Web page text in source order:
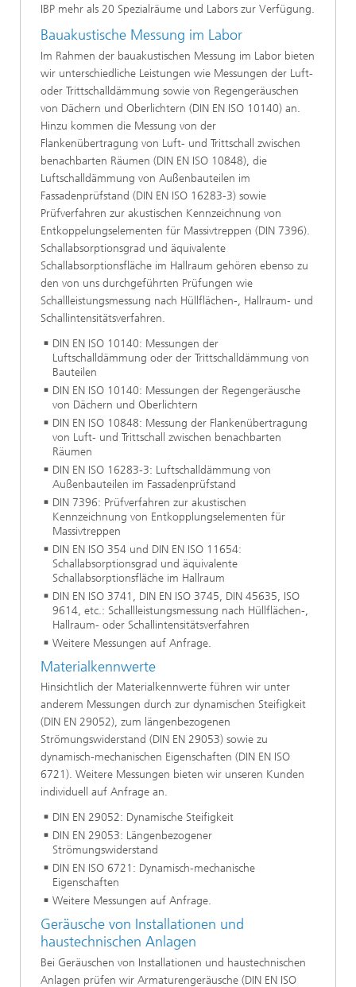
IBP mehr als 20 Spezialräume und Labors zur Verfügung.
Bauakustische Messung im Labor
Im Rahmen der bauakustischen Messung im Labor bieten
wir unterschiedliche Leistungen wie Messungen der Luft-
oder Trittschalldämmung sowie von Regengeräuschen
von Dächern und Oberlichtern (DIN EN ISO 10140) an.
Hinzu kommen die Messung von der
Flankenübertragung von Luft- und Trittschall zwischen
benachbarten Räumen (DIN EN ISO 10848), die
Luftschalldämmung von Außenbauteilen im
Fassadenprüfstand (DIN EN ISO 16283-3) sowie
Prüfverfahren zur akustischen Kennzeichnung von
Entkoppelungselementen für Massivtreppen (DIN 7396).
Schallabsorptionsgrad und äquivalente
Schallabsorptionsfläche im Hallraum gehören ebenso zu
den von uns durchgeführten Prüfungen wie
Schallleistungsmessung nach Hüllflächen-, Hallraum- und
Schallintensitätsverfahren.
DIN EN ISO 10140: Messungen der
Luftschalldämmung oder der Trittschalldämmung von
Bauteilen
DIN EN ISO 10140: Messungen der Regengeräusche
von Dächern und Oberlichtern
DIN EN ISO 10848: Messung der Flankenübertragung
von Luft- und Trittschall zwischen benachbarten
Räumen
DIN EN ISO 16283-3: Luftschalldämmung von
Außenbauteilen im Fassadenprüfstand
DIN 7396: Prüfverfahren zur akustischen
Kennzeichnung von Entkopplungselementen für
Massivtreppen
DIN EN ISO 354 und DIN EN ISO 11654:
Schallabsorptionsgrad und äquivalente
Schallabsorptionsfläche im Hallraum
DIN EN ISO 3741, DIN EN ISO 3745, DIN 45635, ISO
9614, etc.: Schallleistungsmessung nach Hüllflächen-,
Hallraum- oder Schallintensitätsverfahren
Weitere Messungen auf Anfrage.
Materialkennwerte
Hinsichtlich der Materialkennwerte führen wir unter
anderem Messungen durch zur dynamischen Steifigkeit
(DIN EN 29052), zum längenbezogenen
Strömungswiderstand (DIN EN 29053) sowie zu
dynamisch-mechanischen Eigenschaften (DIN EN ISO
6721). Weitere Messungen bieten wir unseren Kunden
individuell auf Anfrage an.
DIN EN 29052: Dynamische Steifigkeit
DIN EN 29053: Längenbezogener
Strömungswiderstand
DIN EN ISO 6721: Dynamisch-mechanische
Eigenschaften
Weitere Messungen auf Anfrage.
Geräusche von Installationen und
haustechnischen Anlagen
Bei Geräuschen von Installationen und haustechnischen
Anlagen prüfen wir Armaturengeräusche (DIN EN ISO